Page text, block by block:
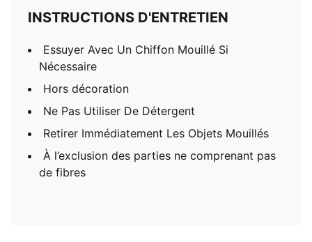
INSTRUCTIONS D'ENTRETIEN
Essuyer Avec Un Chiffon Mouillé Si
Nécessaire
Hors décoration
Ne Pas Utiliser De Détergent
Retirer Immédiatement Les Objets Mouillés
À l’exclusion des parties ne comprenant pas
de fibres